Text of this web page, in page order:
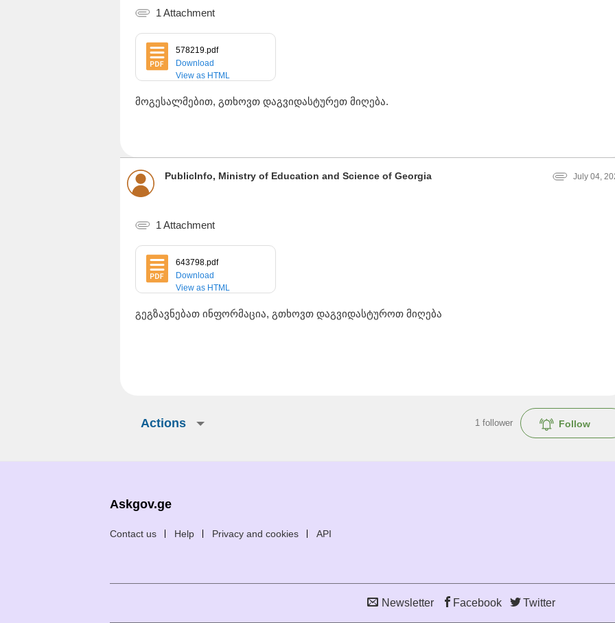
1 Attachment
578219.pdf
Download
View as HTML
მოგესალმებით, გთხოვთ დაგვიდასტურეთ მიღება.
PublicInfo, Ministry of Education and Science of Georgia July 04,
1 Attachment
643798.pdf
Download
View as HTML
გეგზავნებათ ინფორმაცია, გთხოვთ დაგვიდასტუროთ მიღება
Actions Follow
1 follower
Askgov.ge
Contact us Help Privacy and cookies API
Newsletter Facebook Twitter